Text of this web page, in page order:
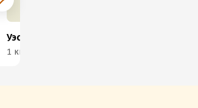
Уэс Эли
1 книга